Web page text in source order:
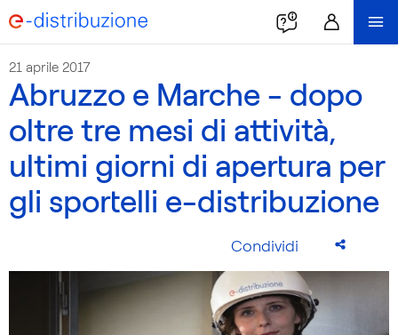
21 aprile 2017
Abruzzo e Marche - dopo
oltre tre mesi di attività,
ultimi giorni di apertura per
gli sportelli e-distribuzione
Condividi